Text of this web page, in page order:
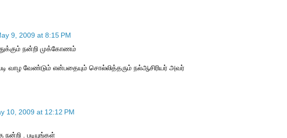
9, 2009 at 8:15 PM
நன்றி முக்கோணம்
வாழ வேண்டும் என்பதையும் சொல்லித்தரும் நல்ஆசிரியர் அவர்
10, 2009 at 12:12 PM
. படியுங்கள்